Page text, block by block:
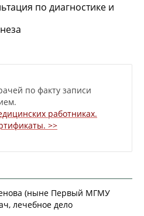
по диагностике и
по факту записи
работниках.
>>
(ныне Первый МГМУ
лечебное дело